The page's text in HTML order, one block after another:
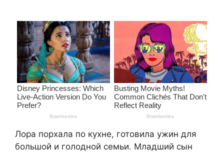
Лора порхала по кухне, готовила ужин для
большой и голодной семьи. Младший сын